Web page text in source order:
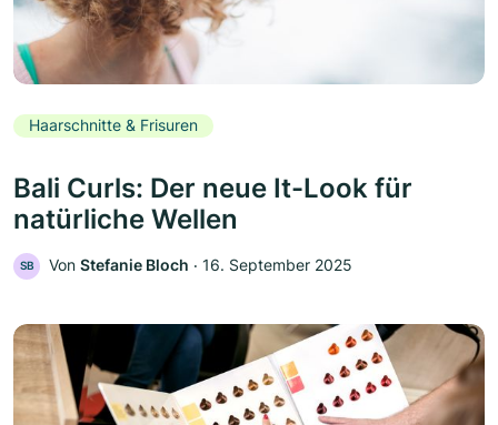
Haarschnitte & Frisuren
Bali Curls: Der neue It-Look für
natürliche Wellen
SB Von Stefanie Bloch ‧ 16. September 2025